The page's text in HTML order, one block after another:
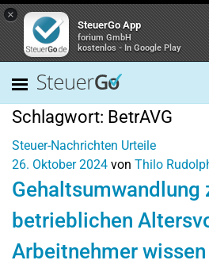
×
SteuerGo App
forium GmbH
kostenlos - In Google Play
Schlagwort: BetrAVG
Steuer-Nachrichten Urteile
26. Oktober 2024 von Thilo
Gehaltsumwandlung
betrieblichen
Arbeitnehmer